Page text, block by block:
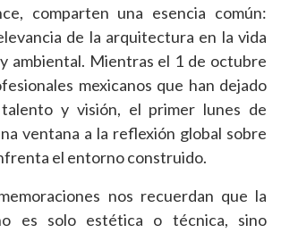
comparten una esencia común:
de la arquitectura en la vida
ambiental. Mientras el 1 de octubre
mexicanos que han dejado
y visión, el primer lunes de
ventana a la reflexión global sobre
el entorno construido.
nos recuerdan que la
es solo estética o técnica, sino